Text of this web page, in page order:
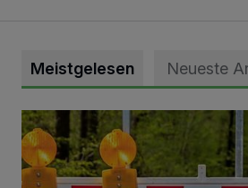
Meistgelesen Neueste
Vollsperrung der Talstraße in